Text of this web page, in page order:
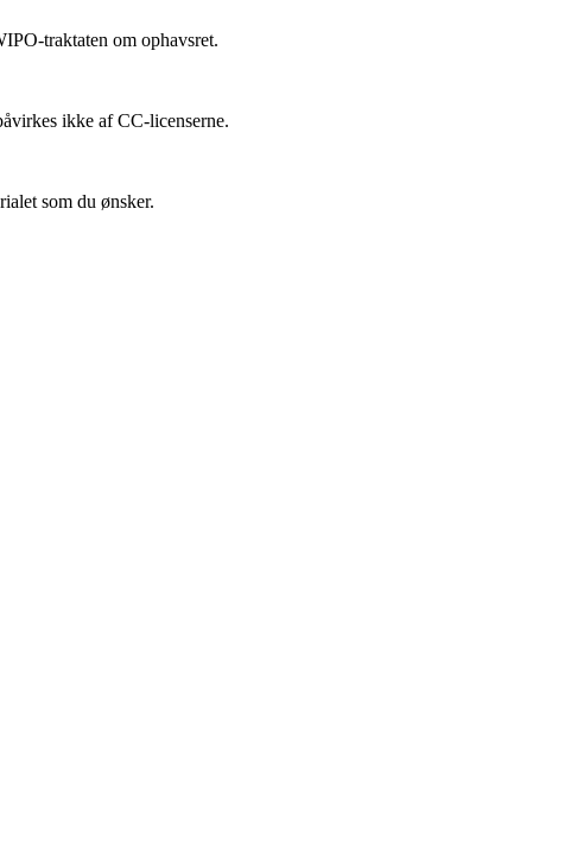
traktaten om ophavsret.
ikke af CC-licenserne.
som du ønsker.